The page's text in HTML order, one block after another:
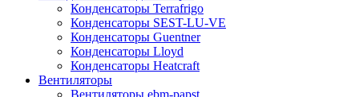
Конденсаторы Terrafrigo
Конденсаторы SEST-LU-VE
Конденсаторы Guentner
Конденсаторы Lloyd
Конденсаторы Heatcraft
Вентиляторы